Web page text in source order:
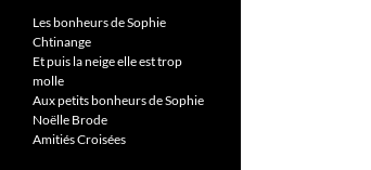
Les bonheurs de Sophie
Chtinange
Et puis la neige elle est trop
molle
Aux petits bonheurs de Sophie
Noëlle Brode
Amitiés Croisées